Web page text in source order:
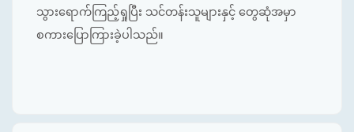
သွားရောက်ကြည့်ရှုပြီး သင်တန်းသူများနှင့် တွေဆုံအမှာ
စကားပြောကြားခဲ့ပါသည်။